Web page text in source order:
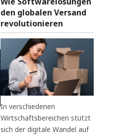
den globalen Versand
revolutionieren
In verschiedenen
Wirtschaftsbereichen stützt
sich der digitale Wandel auf